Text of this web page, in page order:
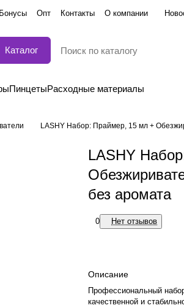
Бонусы Опт Контакты О компании
Каталог
ПинцетыРасходные материалы
LASHY Набор: Праймер, 15 мл +
LASHY
без аромата
0 Нет отзывов
Описание
Профессиональный
качественной и